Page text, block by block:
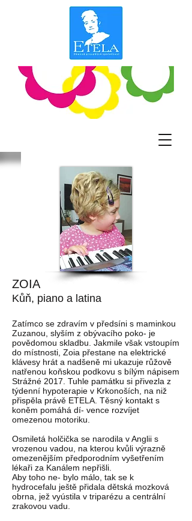
ZOIA
Kůň, piano a latina
Zatímco se zdravím v předsíni s maminkou
Zuzanou, slyším z obývacího poko- je
povědomou skladbu. Jakmile však vstoupím
do místnosti, Zoia přestane na elektrické
klávesy hrát a nadšeně mi ukazuje růžově
natřenou koňskou podkovu s bílým nápisem
Strážné 2017. Tuhle památku si přivezla z
týdenní hypoterapie v Krkonoších, na niž
přispěla právě ETELA. Těsný kontakt s
koněm pomáhá dí- vence rozvíjet
omezenou motoriku.
Osmiletá holčička se narodila v Anglii s
vrozenou vadou, na kterou kvůli výrazně
omezenějším předporodním vyšetřením
lékaři za Kanálem nepřišli.
Aby toho ne- bylo málo, tak se k
hydrocefalu ještě přidala dětská mozková
obrna, jež vyústila v triparézu a centrální
zrakovou vadu.